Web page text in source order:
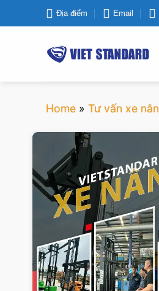
qua
Địa điểm Email
Home » Tư vấn xe
VIETSTANDARD VIỆT
Xe-nang